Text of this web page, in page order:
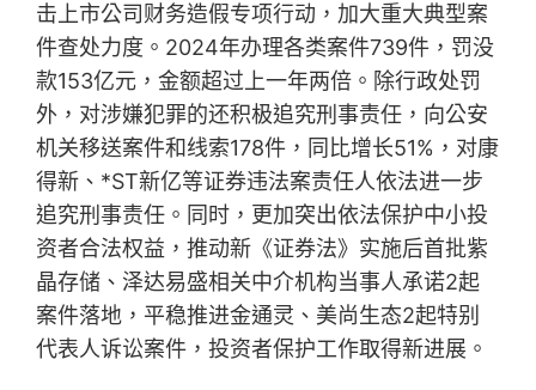
击上市公司财务造假专项行动，加大重大典型案
件查处力度。2024年办理各类案件739件，罚没
款153亿元，金额超过上一年两倍。除行政处罚
外，对涉嫌犯罪的还积极追究刑事责任，向公安
机关移送案件和线索178件，同比增长51%，对康
得新、*ST新亿等证券违法案责任人依法进一步
追究刑事责任。同时，更加突出依法保护中小投
资者合法权益，推动新《证券法》实施后首批紫
晶存储、泽达易盛相关中介机构当事人承诺2起
案件落地，平稳推进金通灵、美尚生态2起特别
代表人诉讼案件，投资者保护工作取得新进展。